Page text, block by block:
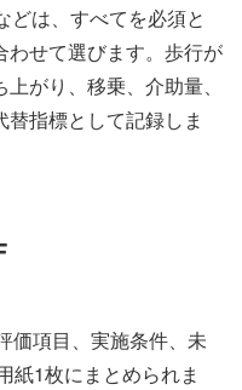
どは、すべてを必須と
わせて選びます。歩行が
がり、移乗、介助量、
指標として記録しま
価項目、実施条件、未
紙1枚にまとめられま